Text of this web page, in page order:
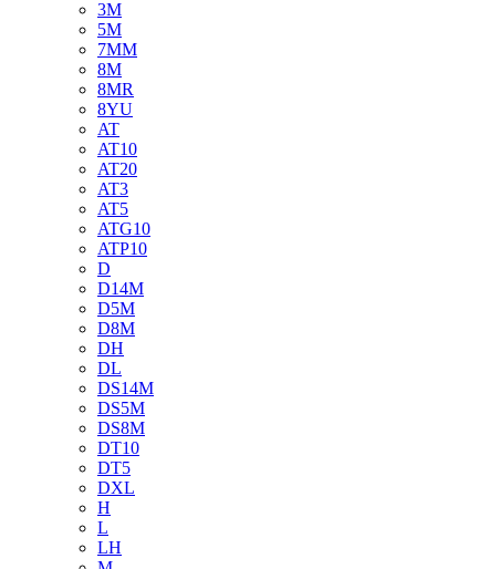
3M
5M
7MM
8M
8MR
8YU
AT
AT10
AT20
AT3
AT5
ATG10
ATP10
D
D14M
D5M
D8M
DH
DL
DS14M
DS5M
DS8M
DT10
DT5
DXL
H
L
LH